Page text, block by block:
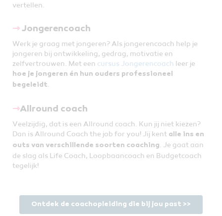
vertellen.
⇾Jongerencoach
Werk je graag met jongeren? Als jongerencoach help je
jongeren bij ontwikkeling, gedrag, motivatie en
zelfvertrouwen. Met een cursus Jongerencoach leer je
hoe je jongeren én hun ouders professioneel
begeleidt.
⇾Allround coach
Veelzijdig, dat is een Allround coach. Kun jij niet kiezen?
Dan is Allround Coach the job for you! Jij kent alle ins en
outs van verschillende soorten coaching. Je gaat aan
de slag als Life Coach, Loopbaancoach en Budgetcoach
tegelijk!
Ontdek de coachopleiding die bij jou past >>